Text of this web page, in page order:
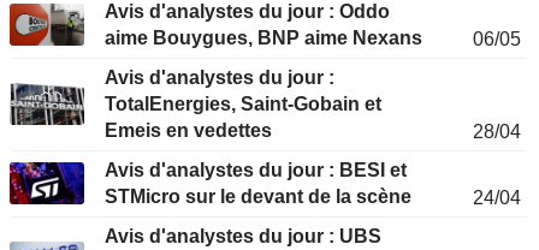
Avis d'analystes du jour : Oddo
aime Bouygues, BNP aime Nexans
06/05
Avis d'analystes du jour :
TotalEnergies, Saint-Gobain et
Emeis en vedettes
28/04
Avis d'analystes du jour : BESI et
STMicro sur le devant de la scène
24/04
Avis d'analystes du jour : UBS